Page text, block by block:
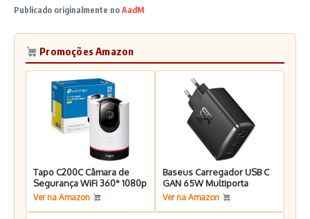
Publicado originalmente no AadM
Promoções Amazon
Tapo C200C Câmara de
Segurança WiFi 360° 1080p
Ver na Amazon
Baseus Carregador USB C
GAN 65W Multiporta
Ver na Amazon